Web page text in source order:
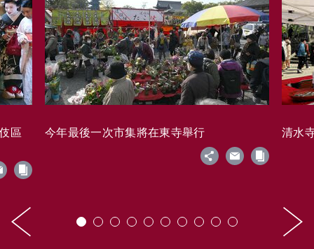
區 今年最後一次市集將在東寺舉行 清水